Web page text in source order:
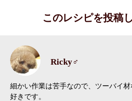
このレシピを投稿
Ricky♂
細かい作業は苦手なので、ツーバイ
好きです。